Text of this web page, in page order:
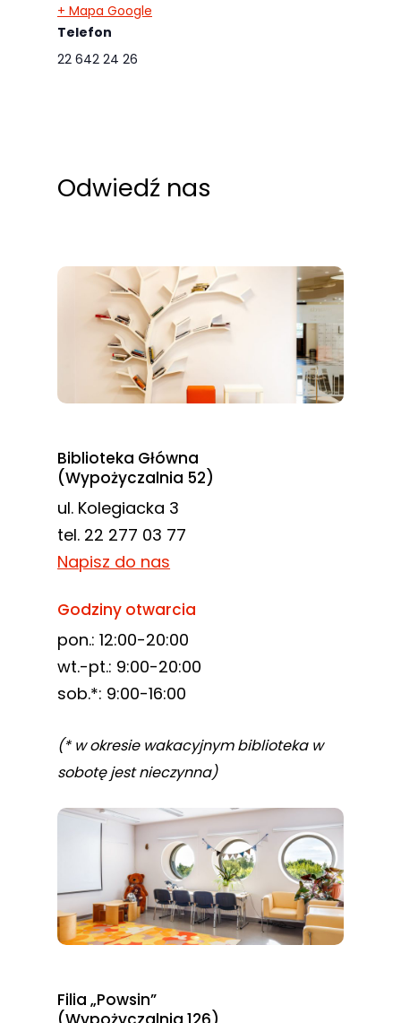
+ Mapa Google
Telefon
22 642 24 26
Odwiedź nas
Biblioteka Główna
(Wypożyczalnia 52)
ul. Kolegiacka 3
tel. 22 277 03 77
Napisz do nas
Godziny otwarcia
pon.: 12:00-20:00
wt.-pt.: 9:00-20:00
sob.*: 9:00-16:00
(* w okresie wakacyjnym biblioteka w
sobotę jest nieczynna)
Filia „Powsin”